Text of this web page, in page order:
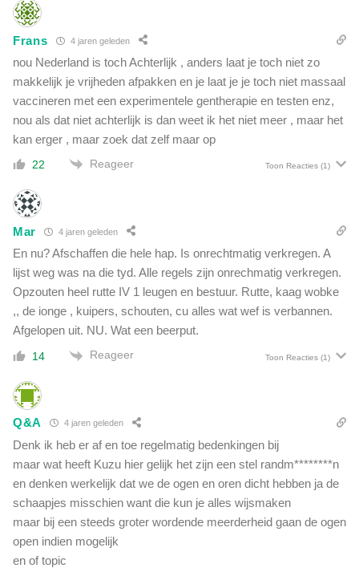
Frans 4 jaren geleden
nou Nederland is toch Achterlijk , anders laat je toch niet zo
makkelijk je vrijheden afpakken en je laat je je toch niet massaal
vaccineren met een experimentele gentherapie en testen enz,
nou als dat niet achterlijk is dan weet ik het niet meer , maar het
kan erger , maar zoek dat zelf maar op
22 Reageer Toon Reacties (1)
Mar 4 jaren geleden
En nu? Afschaffen die hele hap. Is onrechtmatig verkregen. A
lijst weg was na die tyd. Alle regels zijn onrechmatig verkregen.
Opzouten heel rutte IV 1 leugen en bestuur. Rutte, kaag wobke
,, de ionge , kuipers, schouten, cu alles wat wef is verbannen.
Afgelopen uit. NU. Wat een beerput.
14 Reageer Toon Reacties (1)
Q&A 4 jaren geleden
Denk ik heb er af en toe regelmatig bedenkingen bij
maar wat heeft Kuzu hier gelijk het zijn een stel randm********n
en denken werkelijk dat we de ogen en oren dicht hebben ja de
schaapjes misschien want die kun je alles wijsmaken
maar bij een steeds groter wordende meerderheid gaan de ogen
open indien mogelijk
en of topic